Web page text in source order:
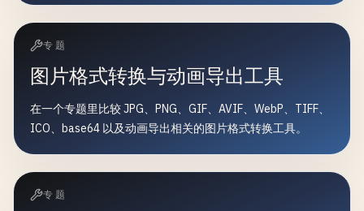
专题
图片格式转换与动画导出工具
在一个专题里比较 JPG、PNG、GIF、AVIF、WebP、TIFF、
ICO、base64 以及动画导出相关的图片格式转换工具。
专题